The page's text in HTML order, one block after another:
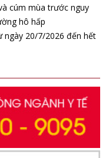
cúm mùa trước nguy
hô hấp
ngày 20/7/2026 đến hết